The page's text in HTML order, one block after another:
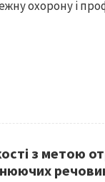
охорону і
з метою